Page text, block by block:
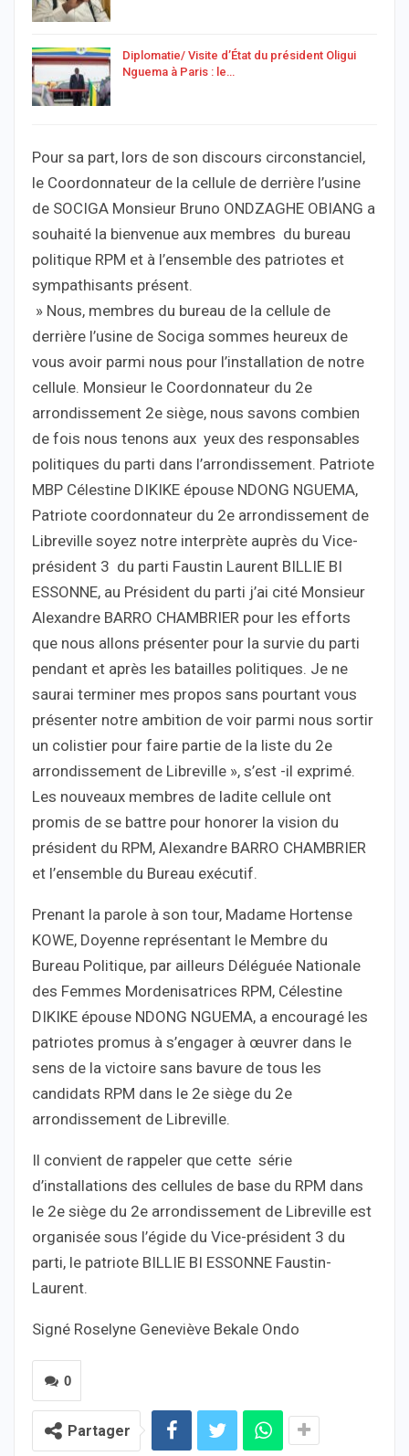
Diplomatie/ Visite d’État du président Oligui
Nguema à Paris : le…
Pour sa part, lors de son discours circonstanciel,
le Coordonnateur de la cellule de derrière l’usine
de SOCIGA Monsieur Bruno ONDZAGHE OBIANG a
souhaité la bienvenue aux membres du bureau
politique RPM et à l’ensemble des patriotes et
sympathisants présent.
» Nous, membres du bureau de la cellule de
derrière l’usine de Sociga sommes heureux de
vous avoir parmi nous pour l’installation de notre
cellule. Monsieur le Coordonnateur du 2e
arrondissement 2e siège, nous savons combien
de fois nous tenons aux yeux des responsables
politiques du parti dans l’arrondissement. Patriote
MBP Célestine DIKIKE épouse NDONG NGUEMA,
Patriote coordonnateur du 2e arrondissement de
Libreville soyez notre interprète auprès du Vice-
président 3 du parti Faustin Laurent BILLIE BI
ESSONNE, au Président du parti j’ai cité Monsieur
Alexandre BARRO CHAMBRIER pour les efforts
que nous allons présenter pour la survie du parti
pendant et après les batailles politiques. Je ne
saurai terminer mes propos sans pourtant vous
présenter notre ambition de voir parmi nous sortir
un colistier pour faire partie de la liste du 2e
arrondissement de Libreville », s’est -il exprimé.
Les nouveaux membres de ladite cellule ont
promis de se battre pour honorer la vision du
président du RPM, Alexandre BARRO CHAMBRIER
et l’ensemble du Bureau exécutif.
Prenant la parole à son tour, Madame Hortense
KOWE, Doyenne représentant le Membre du
Bureau Politique, par ailleurs Déléguée Nationale
des Femmes Mordenisatrices RPM, Célestine
DIKIKE épouse NDONG NGUEMA, a encouragé les
patriotes promus à s’engager à œuvrer dans le
sens de la victoire sans bavure de tous les
candidats RPM dans le 2e siège du 2e
arrondissement de Libreville.
Il convient de rappeler que cette série
d’installations des cellules de base du RPM dans
le 2e siège du 2e arrondissement de Libreville est
organisée sous l’égide du Vice-président 3 du
parti, le patriote BILLIE BI ESSONNE Faustin-
Laurent.
Signé Roselyne Geneviève Bekale Ondo
0
Partager